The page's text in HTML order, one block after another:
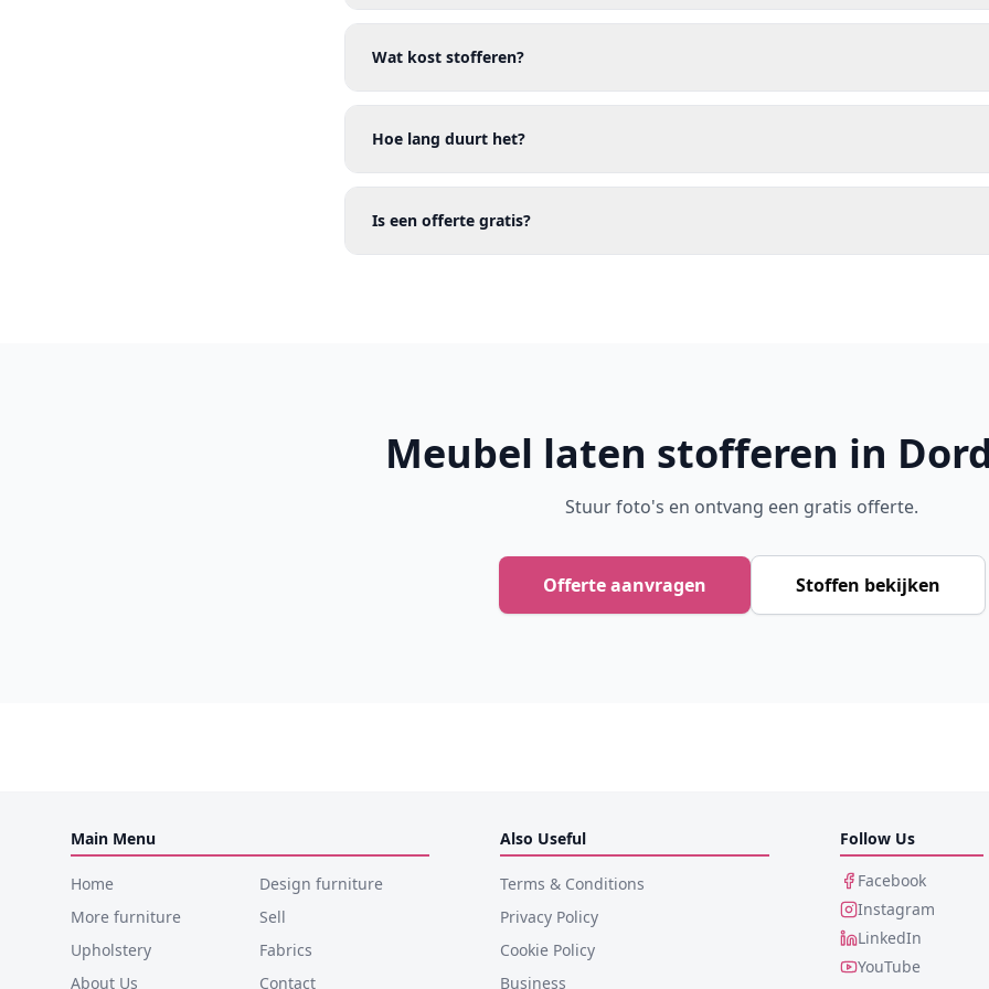
Wat kost stofferen?
Hoe lang duurt het?
Is een offerte gratis?
Meubel laten stofferen in
Stuur foto's en ontvang een gratis offerte.
Offerte aanvragen Stoffen bekijken
Main Menu
Home
Design furniture
More furniture
Sell
Upholstery
Fabrics
About Us
Contact
Also Useful
Terms & Conditions
Privacy Policy
Cookie Policy
Business
Follow Us
Facebook
Instagram
LinkedIn
YouTube